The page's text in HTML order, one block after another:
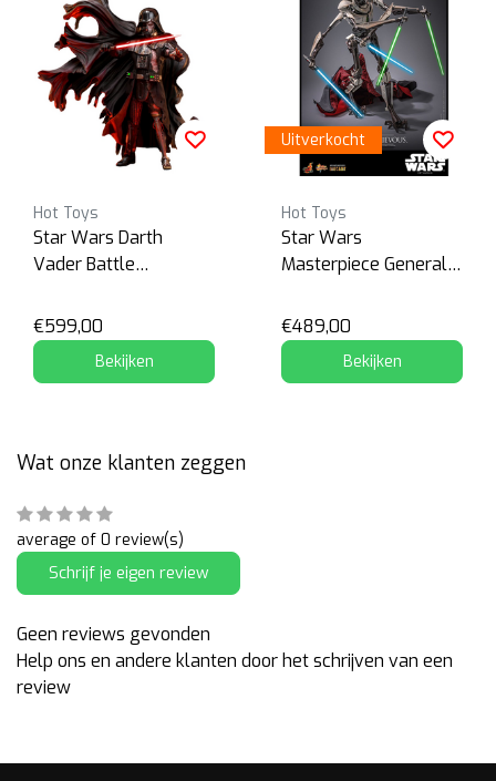
Hot Toys
Star Wars Darth
Vader Battle
Version
€599,00
Bekijken
Uitverkocht
Hot Toys
Star Wars
Masterpiece General
€489,00
Bekijken
Wat onze klanten zeggen
average of 0 review(s)
Schrijf je eigen review
Geen reviews gevonden
Help ons en andere klanten door het schrijven van een
review